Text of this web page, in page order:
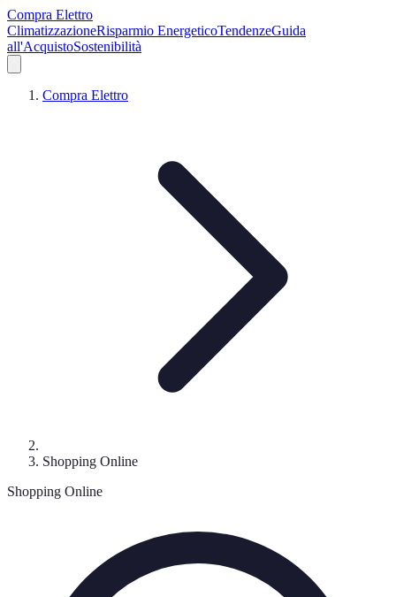
Compra Elettro
ClimatizzazioneRisparmio EnergeticoTendenzeGuida
all'AcquistoSostenibilità
Compra Elettro
Shopping Online
Shopping Online